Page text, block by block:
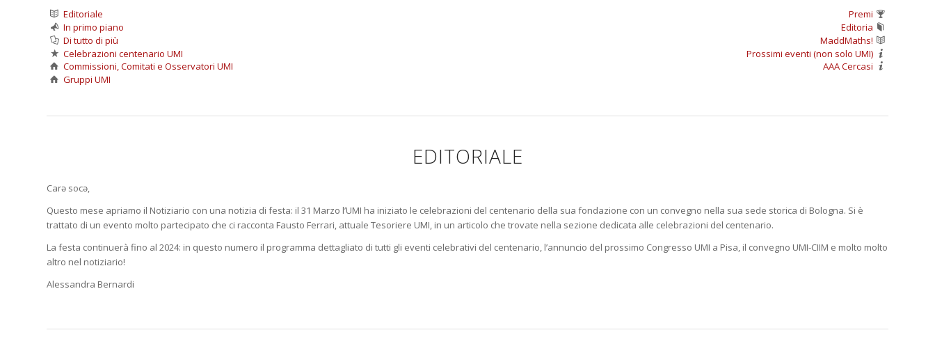
Editoriale
In primo piano
Di tutto di più
Celebrazioni centenario UMI
Commissioni, Comitati e Osservatori UMI
Gruppi UMI
Premi
Editoria
MaddMaths!
Prossimi eventi (non solo UMI)
AAA Cercasi
EDITORIALE
Carə socə,
Questo mese apriamo il Notiziario con una notizia di festa: il 31 Marzo l’UMI ha iniziato le celebrazioni del centenario della sua fondazione con un convegno nella sua sede storica di Bologna. Si è
trattato di un evento molto partecipato che ci racconta Fausto Ferrari, attuale Tesoriere UMI, in un articolo che trovate nella sezione dedicata alle celebrazioni del centenario.
La festa continuerà fino al 2024: in questo numero il programma dettagliato di tutti gli eventi celebrativi del centenario, l’annuncio del prossimo Congresso UMI a Pisa, il convegno UMI-CIIM e molto molto
altro nel notiziario!
Alessandra Bernardi